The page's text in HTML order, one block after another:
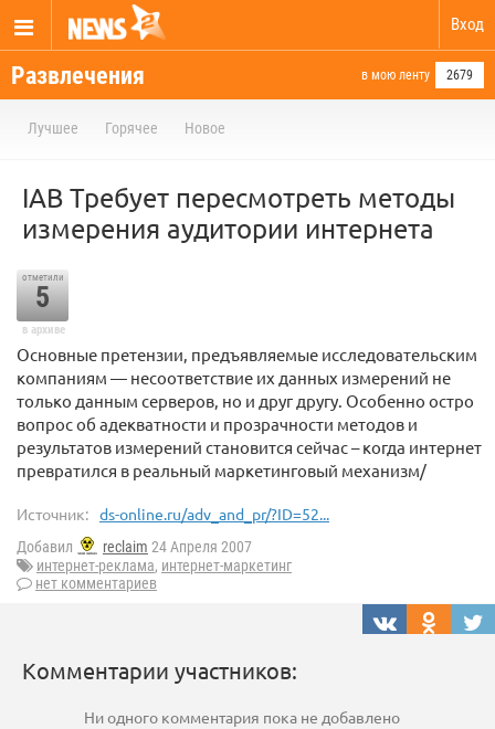
Вход
Развлечения в мою ленту 2679
Лучшее Горячее Новое
IAB Требует пересмотреть методы
измерения аудитории интернета
отметили
5
в архиве
Основные претензии, предъявляемые исследовательским
компаниям — несоответствие их данных измерений не
только данным серверов, но и друг другу. Особенно остро
вопрос об адекватности и прозрачности методов и
результатов измерений становится сейчас – когда интернет
превратился в реальный маркетинговый механизм/
Источник: ds-online.ru/adv_and_pr/?ID=52...
Добавил reclaim 24 Апреля 2007
интернет-реклама, интернет-маркетинг
нет комментариев
Комментарии участников:
Ни одного комментария пока не добавлено